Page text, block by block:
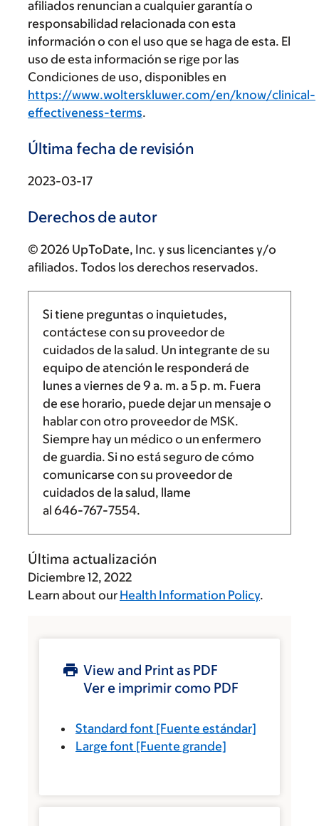
afiliados renuncian a cualquier garantía o
responsabilidad relacionada con esta
información o con el uso que se haga de esta. El
uso de esta información se rige por las
Condiciones de uso, disponibles en
https://www.wolterskluwer.com/en/know/clinical-
effectiveness-terms.
Última fecha de revisión
2023-03-17
Derechos de autor
© 2026 UpToDate, Inc. y sus licenciantes y/o
afiliados. Todos los derechos reservados.
Si tiene preguntas o inquietudes,
contáctese con su proveedor de
cuidados de la salud. Un integrante de su
equipo de atención le responderá de
lunes a viernes de 9 a. m. a5 p. m. Fuera
de ese horario, puede dejar un mensaje o
hablar con otro proveedor de MSK.
Siempre hay un médico o un enfermero
de guardia. Si no está seguro de cómo
comunicarse con su proveedor de
cuidados de la salud, llame
al 646-767-7554.
Última actualización
Diciembre 12, 2022
Learn about our Health Information Policy.
View and Print as PDF
Ver e imprimir como PDF
Standard font [Fuente estándar]
Large font [Fuente grande]